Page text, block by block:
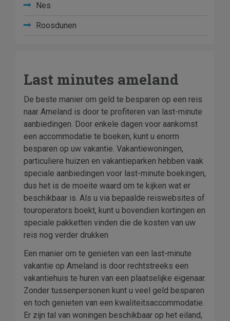
Nes
Roosdunen
Last minutes ameland
De beste manier om geld te besparen op een reis
naar Ameland is door te profiteren van last-minute
aanbiedingen. Door enkele dagen voor aankomst
een accommodatie te boeken, kunt u enorm
besparen op uw vakantie. Vakantiewoningen,
particuliere huizen en vakantieparken hebben vaak
speciale aanbiedingen voor last-minute boekingen,
dus het is de moeite waard om te kijken wat er
beschikbaar is. Als u via bepaalde reiswebsites of
touroperators boekt, kunt u bovendien kortingen en
speciale pakketten vinden die de kosten van uw
reis nog verder drukken
Een manier om te genieten van een last-minute
vakantie op Ameland is door rechtstreeks een
vakantiehuis te huren van een plaatselijke eigenaar.
Zonder tussenpersonen kunt u veel geld besparen
en toch genieten van een kwaliteitsaccommodatie.
Er zijn tal van woningen beschikbaar op het eiland,